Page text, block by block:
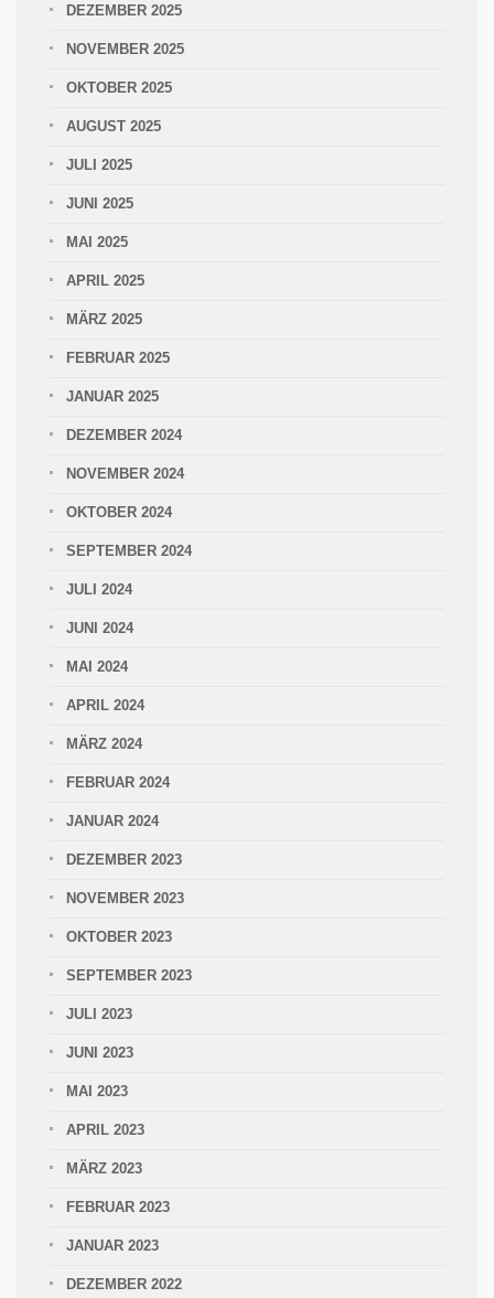
DEZEMBER 2025
NOVEMBER 2025
OKTOBER 2025
AUGUST 2025
JULI 2025
JUNI 2025
MAI 2025
APRIL 2025
MÄRZ 2025
FEBRUAR 2025
JANUAR 2025
DEZEMBER 2024
NOVEMBER 2024
OKTOBER 2024
SEPTEMBER 2024
JULI 2024
JUNI 2024
MAI 2024
APRIL 2024
MÄRZ 2024
FEBRUAR 2024
JANUAR 2024
DEZEMBER 2023
NOVEMBER 2023
OKTOBER 2023
SEPTEMBER 2023
JULI 2023
JUNI 2023
MAI 2023
APRIL 2023
MÄRZ 2023
FEBRUAR 2023
JANUAR 2023
DEZEMBER 2022